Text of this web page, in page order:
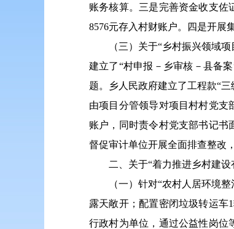
账务核算。三是完善资金收支佐
8576元存入村财账户。四是开展
（三）关于“乡村振兴领域
建立了“村申报－乡审核－县备
题。乡人民政府建立了工程款“
由项目分管领导对项目村村党支
账户，同时责令村党支部书记书
督促审计单位开展全面排查整改
二、关于“着力推进乡村建设
（一）针对“农村人居环境
露天敞开；配置密闭垃圾转运车
行政村为单位，通过公益性岗位